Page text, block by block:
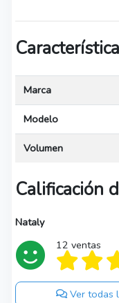
Marca
Modelo
Volumen
Calificación
Nataly
12 ventas
Ver todas